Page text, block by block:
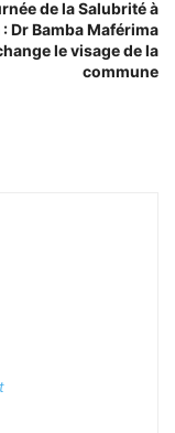
de la Salubrité à
Dr Bamba Maférima
le visage de la
commune